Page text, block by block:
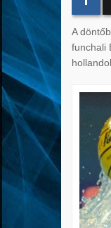
A
funchali